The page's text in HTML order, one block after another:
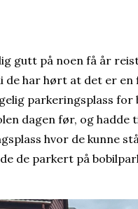
gutt på noen få år
har hørt at det er en
parkeringsplass for
dagen før, og
hvor de kunne
de parkert på